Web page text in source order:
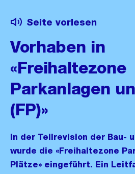
Seite vorlesen
Vorhaben in
«Freihaltezone
Parkanlagen
(FP)»
In der Teilrevision der Bau-
wurde die «Freihaltezone
Plätze» eingeführt. Ein